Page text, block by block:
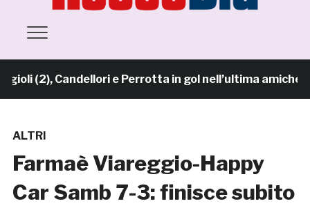
(2), Candellori e Perrotta in gol nell’ultima amichevole.
ALTRI
Farmaè Viareggio-Happy
Car Samb 7-3: finisce subito